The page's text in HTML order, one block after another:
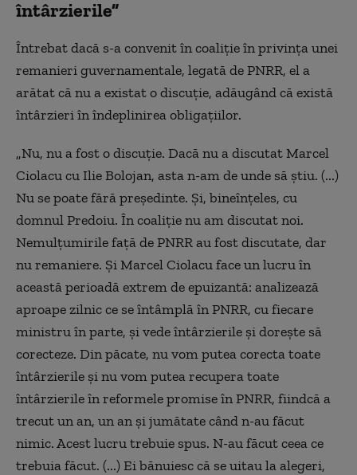
întârzierile”
Întrebat dacă s-a convenit în coaliţie în privinţa unei
remanieri guvernamentale, legată de PNRR, el a
arătat că nu a existat o discuţie, adăugând că există
întârzieri în îndeplinirea obligaţiilor.
„Nu, nu a fost o discuţie. Dacă nu a discutat Marcel
Ciolacu cu Ilie Bolojan, asta n-am de unde să ştiu. (...)
Nu se poate fără preşedinte. Şi, bineînţeles, cu
domnul Predoiu. În coaliţie nu am discutat noi.
Nemulţumirile faţă de PNRR au fost discutate, dar
nu remaniere. Şi Marcel Ciolacu face un lucru în
această perioadă extrem de epuizantă: analizează
aproape zilnic ce se întâmplă în PNRR, cu fiecare
ministru în parte, şi vede întârzierile şi doreşte să
corecteze. Din păcate, nu vom putea corecta toate
întârzierile şi nu vom putea recupera toate
întârzierile în reformele promise în PNRR, fiindcă a
trecut un an, un an şi jumătate când n-au făcut
nimic. Acest lucru trebuie spus. N-au făcut ceea ce
trebuia făcut. (...) Ei bănuiesc că se uitau la alegeri,